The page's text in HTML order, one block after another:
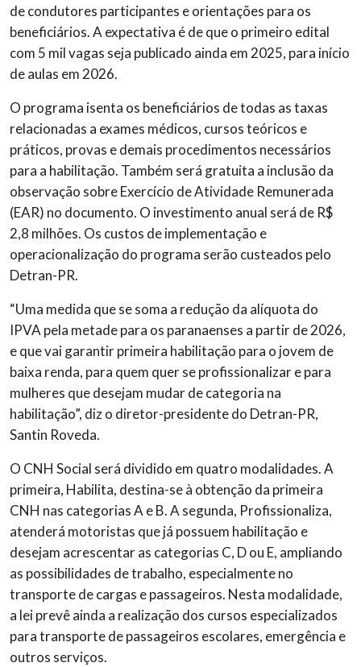
de condutores participantes e orientações para os
beneficiários. A expectativa é de que o primeiro edital
com 5 mil vagas seja publicado ainda em 2025, para início
de aulas em 2026.
O programa isenta os beneficiários de todas as taxas
relacionadas a exames médicos, cursos teóricos e
práticos, provas e demais procedimentos necessários
para a habilitação. Também será gratuita a inclusão da
observação sobre Exercício de Atividade Remunerada
(EAR) no documento. O investimento anual será de R$
2,8 milhões. Os custos de implementação e
operacionalização do programa serão custeados pelo
Detran-PR.
“Uma medida que se soma a redução da alíquota do
IPVA pela metade para os paranaenses a partir de 2026,
e que vai garantir primeira habilitação para o jovem de
baixa renda, para quem quer se profissionalizar e para
mulheres que desejam mudar de categoria na
habilitação”, diz o diretor-presidente do Detran-PR,
Santin Roveda.
O CNH Social será dividido em quatro modalidades. A
primeira, Habilita, destina-se à obtenção da primeira
CNH nas categorias A e B. A segunda, Profissionaliza,
atenderá motoristas que já possuem habilitação e
desejam acrescentar as categorias C, D ou E, ampliando
as possibilidades de trabalho, especialmente no
transporte de cargas e passageiros. Nesta modalidade,
a lei prevê ainda a realização dos cursos especializados
para transporte de passageiros escolares, emergência e
outros serviços.